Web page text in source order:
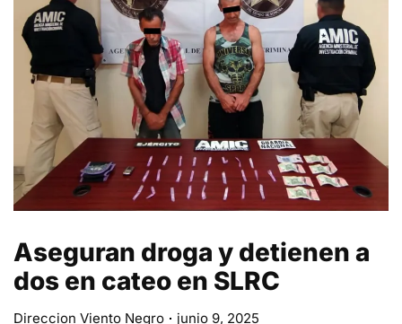
Aseguran droga y detienen a
dos en cateo en SLRC
Direccion Viento Negro junio 9, 2025